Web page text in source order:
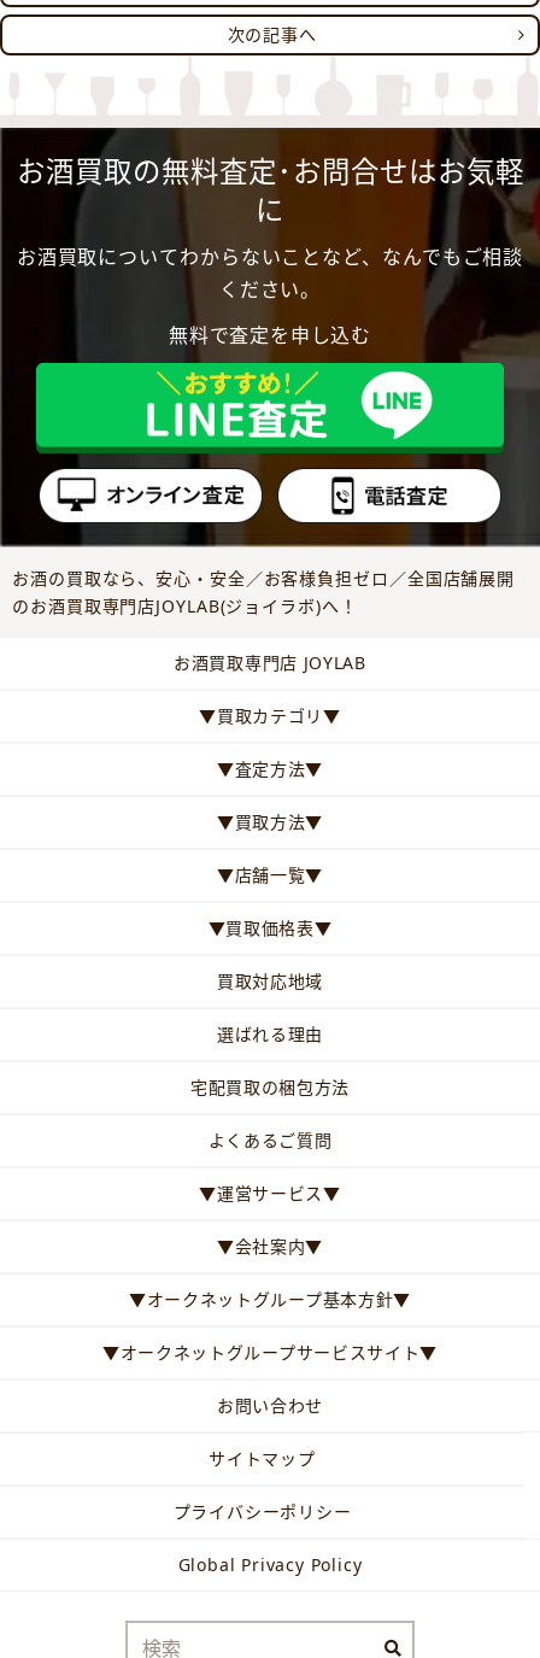
次の記事へ
お酒買取の無料査定･お問合せはお気軽
に
お酒買取についてわからないことなど、なんでもご相談
ください。
無料で査定を申し込む
お酒の買取なら、安心・安全／お客様負担ゼロ／全国店舗展開
のお酒買取専門店JOYLAB(ジョイラボ)へ！
お酒買取専門店 JOYLAB
▼買取カテゴリ▼
▼査定方法▼
▼買取方法▼
▼店舗一覧▼
▼買取価格表▼
買取対応地域
選ばれる理由
宅配買取の梱包方法
よくあるご質問
▼運営サービス▼
▼会社案内▼
▼オークネットグループ基本方針▼
▼オークネットグループサービスサイト▼
お問い合わせ
サイトマップ
プライバシーポリシー
Global Privacy Policy